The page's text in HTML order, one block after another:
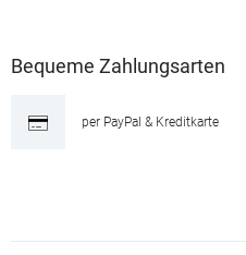
Bequeme Zahlungsarten
per PayPal & Kreditkarte